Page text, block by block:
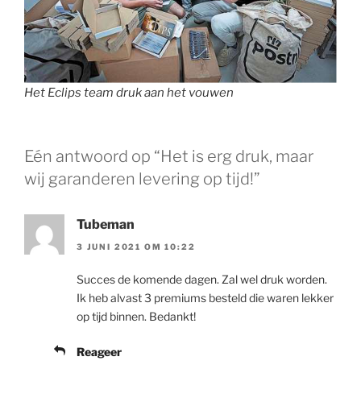
Het Eclips team druk aan het vouwen
Eén antwoord op “Het is erg druk, maar
wij garanderen levering op tijd!”
Tubeman
3 JUNI 2021 OM 10:22
Succes de komende dagen. Zal wel druk worden.
Ik heb alvast 3 premiums besteld die waren lekker
op tijd binnen. Bedankt!
Reageer